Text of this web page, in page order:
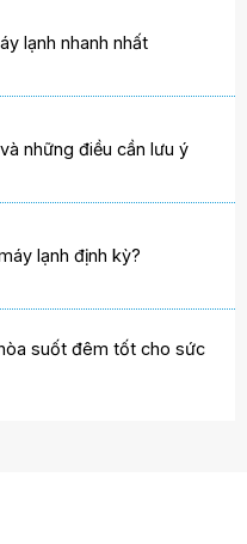
lạnh nhanh nhất
những điều cần lưu ý
lạnh định kỳ?
suốt đêm tốt cho sức